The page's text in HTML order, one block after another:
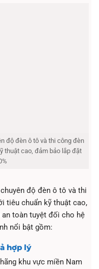
độ đèn ô tô và thi công đèn
thuật cao, đảm bảo lắp đặt
độ đèn ô tô và thi
tiêu chuẩn kỹ thuật cao,
an toàn tuyệt đối cho hệ
nổi bật gồm:
hợp lý
khu vực miền Nam